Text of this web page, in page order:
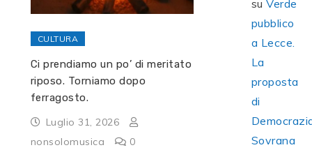
CULTURA
Ci prendiamo un po’ di meritato
riposo. Torniamo dopo
ferragosto.
Luglio 31, 2026
nonsolomusica
0
suVerde
pubblico
a Lecce.
La
proposta
di
Sovrana